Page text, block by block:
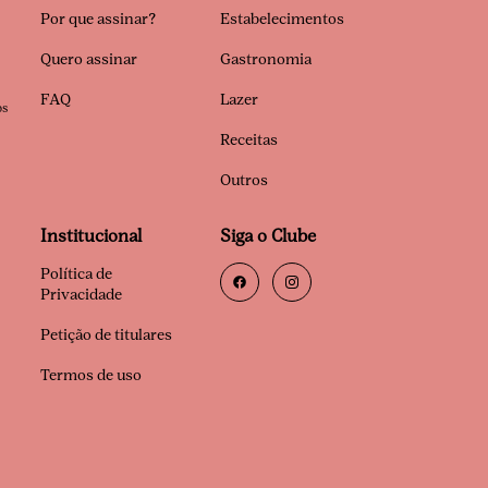
Por que assinar?
Quero assinar
FAQ
Estabelecimentos
Gastronomia
Lazer
Receitas
Outros
Institucional
Política de
Privacidade
Petição de titulares
Termos de uso
Siga o Clube